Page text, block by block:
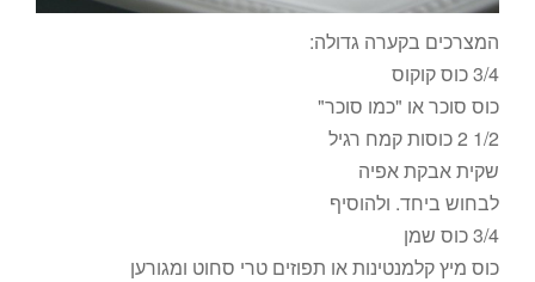
המצרכים בקערה גדולה:
3/4 כוס קוקוס
כוס סוכר או "כמו סוכר"
1/2 2 כוסות קמח רגיל
שקית אבקת אפיה
לבחוש ביחד. ולהוסיף
3/4 כוס שמן
כוס מיץ קלמנטינות או תפוזים טרי סחוט ומגורען